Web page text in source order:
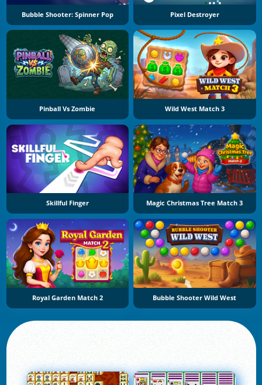
Bubble Shooter: Spinner Pop Pixel Destroyer
Pinball Vs Zombie Wild West Match 3
Skillful Finger Magic Christmas Tree Match 3
Royal Garden Match 2 Bubble Shooter Wild West